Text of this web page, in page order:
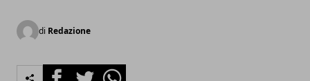
di Redazione
FacebookTwitterWhatsapp